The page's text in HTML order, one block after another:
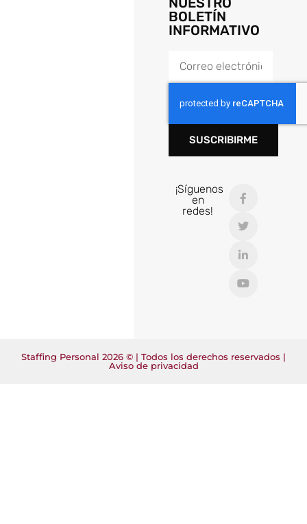
BOLETÍN
INFORMATIVO
SUSCRIBIRME
¡Síguenos
en
redes!
Staffing Personal 2026 © | Todos los derechos reservados |
Aviso de privacidad